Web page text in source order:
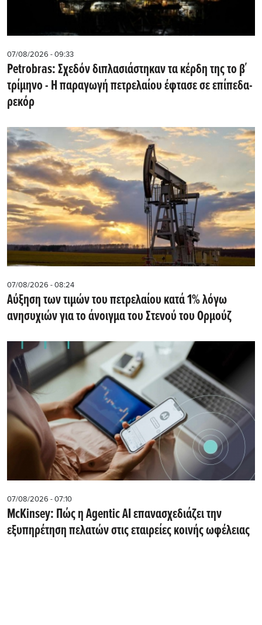
07/08/2026 - 09:33
Petrobras: Σχεδόν διπλασιάστηκαν τα κέρδη της το β΄
τρίμηνο - Η παραγωγή πετρελαίου έφτασε σε επίπεδα-
ρεκόρ
07/08/2026 - 08:24
Αύξηση των τιμών του πετρελαίου κατά 1% λόγω
ανησυχιών για το άνοιγμα του Στενού του Ορμούζ
07/08/2026 - 07:10
McKinsey: Πώς η Agentic AI επανασχεδιάζει την
εξυπηρέτηση πελατών στις εταιρείες κοινής ωφέλειας